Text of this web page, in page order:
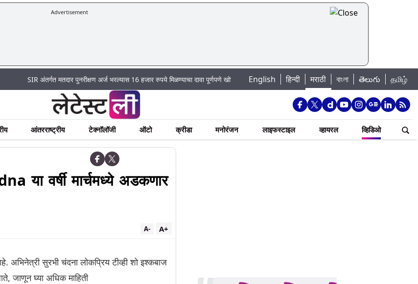
Advertisement
SIR अंतर्गत मतदार पुनरीक्षण अर्ज भरल्यास 16 हजार रुपये मिळण्याचा दावा पूर्णपणे खोटा| Mumbai Lake Water Levels: मुंबई पाणीपुरवठा अपडेट: शहरातील 7
English हिन्दी मराठी বাংলা తెలుగు தமிழ்
आंतरराष्ट्रीय टेक्नॉलॉजी ऑटो क्रीडा मनोरंजन लाइफस्टाइल व्हायरल व्हिडिओ
या वर्षी मार्चमध्ये अडकणार
A+
A-
सुरभी चंदना लोकप्रिय टीव्ही शो इश्कबाज
जाणून घ्या अधिक माहिती